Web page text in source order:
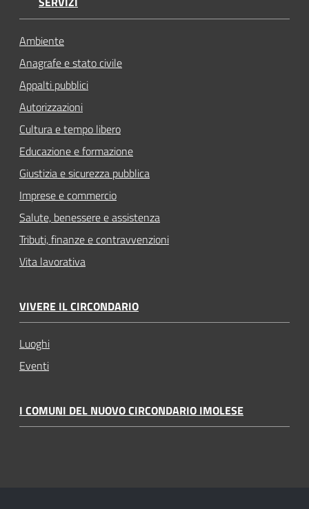
Ambiente
Anagrafe e stato civile
Appalti pubblici
Autorizzazioni
Cultura e tempo libero
Educazione e formazione
Giustizia e sicurezza pubblica
Imprese e commercio
Salute, benessere e assistenza
Tributi, finanze e contravvenzioni
Vita lavorativa
VIVERE IL CIRCONDARIO
Luoghi
Eventi
I COMUNI DEL NUOVO CIRCONDARIO IMOLESE